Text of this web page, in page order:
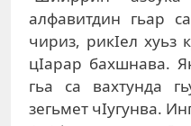
алфавитдин гьар
чириз, рикIел хуьз
цIарар бахшнава.
гьа са вахтунда
зегьмет чIугунва.